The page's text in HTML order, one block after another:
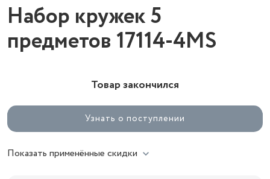
Набор кружек 5
предметов 17114-4MS
Товар закончился
Узнать о поступлении
Показать применённые скидки